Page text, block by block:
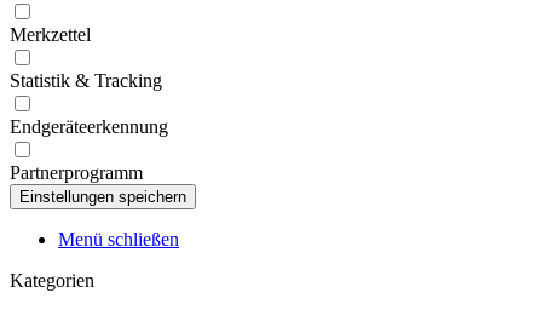
Merkzettel
Statistik & Tracking
Endgeräteerkennung
Partnerprogramm
Menü schließen
Kategorien